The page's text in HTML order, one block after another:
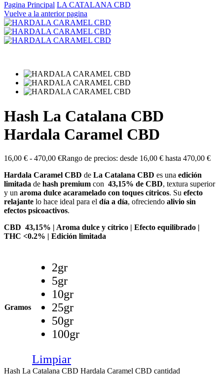
Pagina Principal LA CATALANA CBD
Vuelve a la anterior pagina
Hash La Catalana CBD
Hardala Caramel CBD
16,00 € - 470,00 €Rango de precios: desde 16,00 € hasta 470,00 €
Hardala Caramel CBD de La Catalana CBD es una edición
limitada de hash premium con 43,15% de CBD, textura superior
y un aroma dulce acaramelado con toques cítricos. Su efecto
relajante lo hace ideal para el día a día, ofreciendo alivio sin
efectos psicoactivos.
CBD 43,15% | Aroma dulce y cítrico | Efecto equilibrado |
THC <0.2% | Edición limitada
Gramos
2gr
5gr
10gr
25gr
50gr
100gr
Limpiar
Hash La Catalana CBD Hardala Caramel CBD cantidad